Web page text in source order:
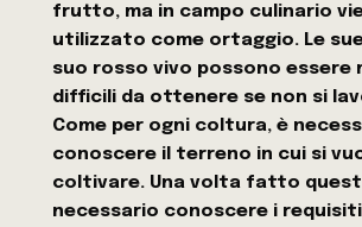
frutto, ma in campo culinario
utilizzato come ortaggio. Le
suo rosso vivo possono essere
difficili da ottenere se non si
Come per ogni coltura, è
conoscere il terreno in cui si
coltivare. Una volta fatto
necessario conoscere i